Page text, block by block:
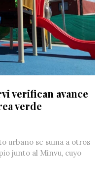
verifican avance
verde
urbano se suma a otros
junto al Minvu, cuyo